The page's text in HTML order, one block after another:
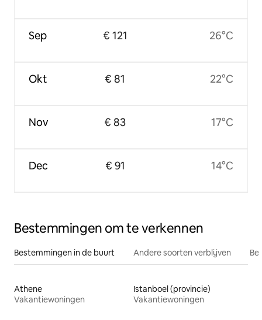
Sep
Okt
Nov
Dec
€ 121
€ 81
€ 83
€ 91
26°C
22°C
17°C
14°C
Bestemmingen om te verkennen
Bestemmingen in de buurt Andere soorten verblijven
Athene
Vakantiewoningen
Istanboel (provincie)
Vakantiewoningen